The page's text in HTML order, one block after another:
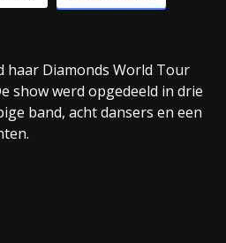
haar Diamonds World Tour
show werd opgedeeld in drie
band, acht dansers en een